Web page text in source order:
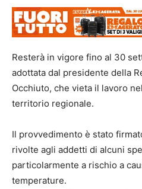
Resterà in vigore fino al 30
adottata dal presidente della
Occhiuto, che vieta il lavoro
territorio regionale.
Il provvedimento è stato
rivolte agli addetti di alcuni
particolarmente a rischio a
temperature.